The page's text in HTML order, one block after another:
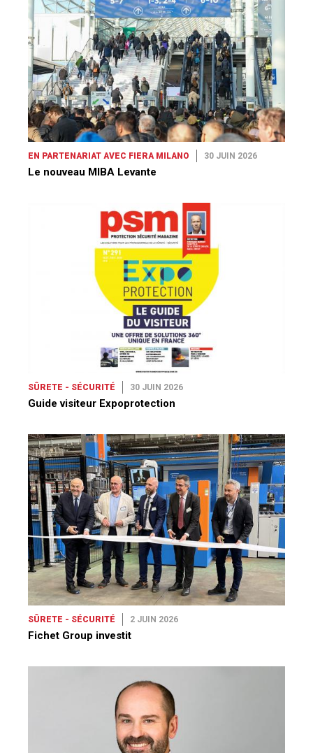
EN PARTENARIAT AVEC FIERA MILANO 30 JUIN 2026
Le nouveau MIBA Levante
SÛRETE - SÉCURITÉ 30 JUIN 2026
Guide visiteur Expoprotection
SÛRETE - SÉCURITÉ 2 JUIN 2026
Fichet Group investit